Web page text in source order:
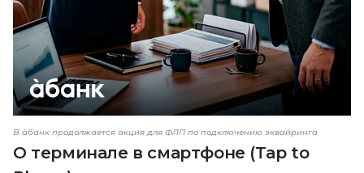
В àбанк продолжается акция для ФЛП по подключению эквайринга
О терминале в смартфоне (Tap to